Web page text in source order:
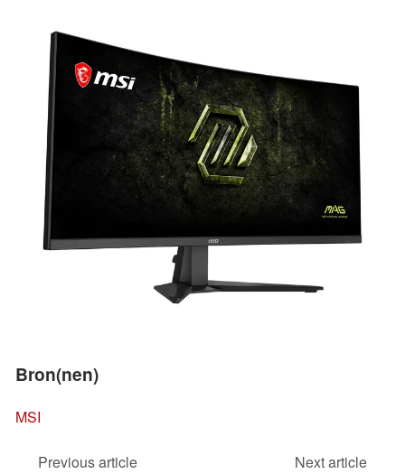
Bron(nen)
MSI
Previous article
Next article